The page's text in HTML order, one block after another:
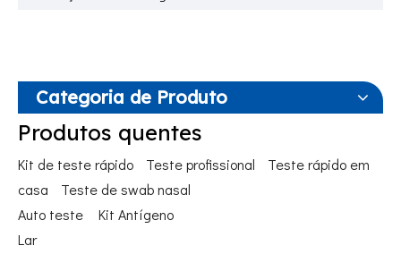
Categoria de Produto
Produtos quentes
Kit de teste rápido Teste profissional
Teste rápido em
casa
Teste de swab nasal
Auto teste
Kit Antígeno
Lar